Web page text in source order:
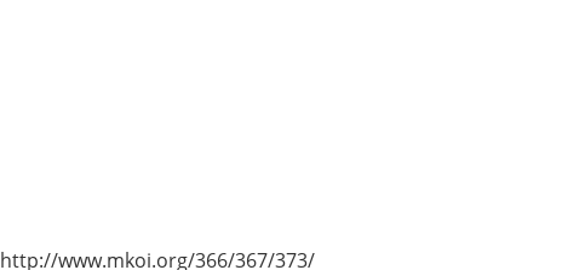
http://www.mkoi.org/366/367/373/